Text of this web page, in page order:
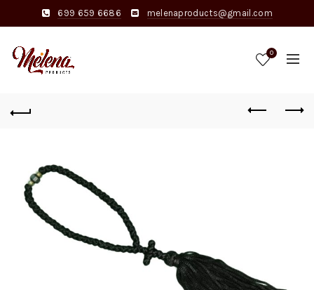
699 659 6686 melenaproducts@gmail.com
0